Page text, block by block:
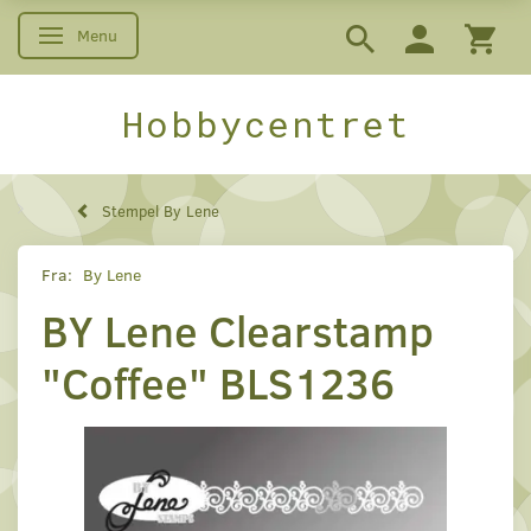
Skifte navigation
Menu
Hobbycentret
Stempel By Lene
Fra: By Lene
BY Lene Clearstamp
"Coffee" BLS1236